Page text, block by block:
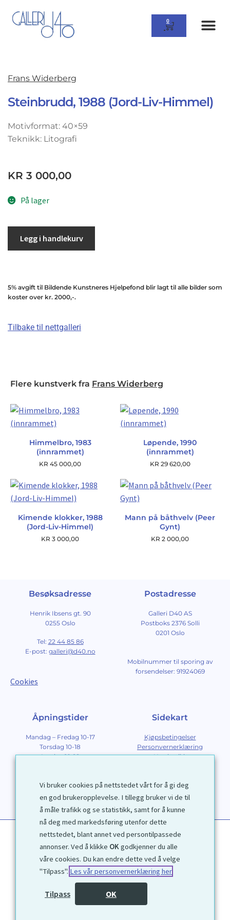
0
Frans Widerberg
Steinbrudd, 1988 (Jord-Liv-Himmel)
Motivformat: 40×59
Teknikk: Litografi
KR 3 000,00
På lager
Legg i handlekurv
5% avgift til Bildende Kunstneres Hjelpefond blir lagt til alle bilder som
koster over kr. 2000,-.
Tilbake til nettgalleri
Flere kunstverk fra Frans Widerberg
Himmelbro, 1983
(innrammet)
KR 45 000,00
Løpende, 1990
(innrammet)
KR 29 620,00
Kimende klokker, 1988
(Jord-Liv-Himmel)
KR 3 000,00
Mann på båthvelv (Peer
Gynt)
KR 2 000,00
Besøksadresse
Henrik Ibsens gt. 90
0255 Oslo
Tel: 22 44 85 86
E-post: galleri@d40.no
Cookies
Postadresse
Galleri D40 AS
Postboks 2376 Solli
0201 Oslo
Mobilnummer til sporing av
forsendelser: 91924069
Åpningstider
Mandag – Fredag 10-17
Torsdag 10-18
Lørdag 10-16
Sidekart
Kjøpsbetingelser
Personvernerklæring
Nettbutikk
Innramming
Kontakt
1972 © Galleri D40 AS
Vi bruker cookies på nettstedet vårt for å gi deg
en god brukeropplevelse. I tillegg bruker vi de til
å måle trafikk og se statistikk, samt for å kunne
nå deg med markedsføring utenfor dette
nettstedet, blant annet ved persontilpassede
annonser. Ved å klikke OKgodkjenner du alle
våre cookies. Du kan endre dette ved å velge
"Tilpass". Les vår personvernerklæring her
Tilpass OK